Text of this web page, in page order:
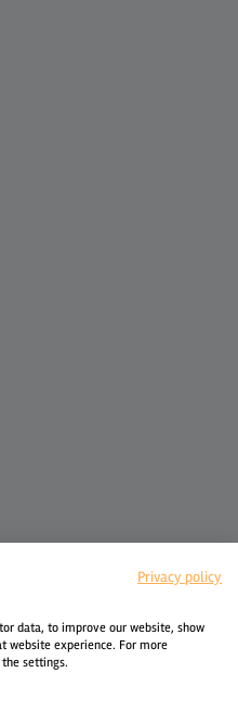
Privacy policy
data, to improve our website, show
website experience. For more
settings.